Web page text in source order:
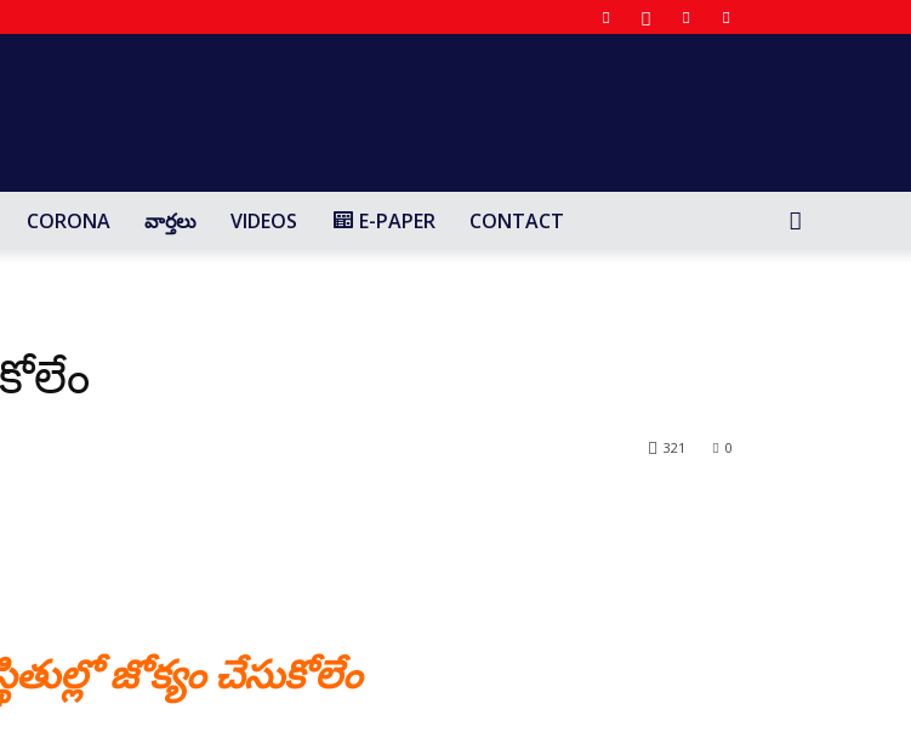
Yaadharthavaadhi
CORONA వార్తలు VIDEOS E-PAPER CONTACT
0
321
జోక్యం చేసుకోలేం